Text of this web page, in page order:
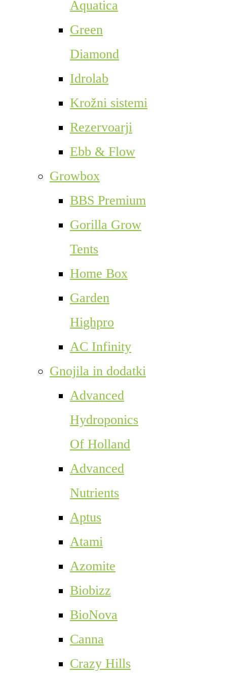
Aquatica
Green
Diamond
Idrolab
Krožni sistemi
Rezervoarji
Ebb & Flow
Growbox
BBS Premium
Gorilla Grow
Tents
Home Box
Garden
Highpro
AC Infinity
Gnojila in dodatki
Advanced
Hydroponics
Of Holland
Advanced
Nutrients
Aptus
Atami
Azomite
Biobizz
BioNova
Canna
Crazy Hills